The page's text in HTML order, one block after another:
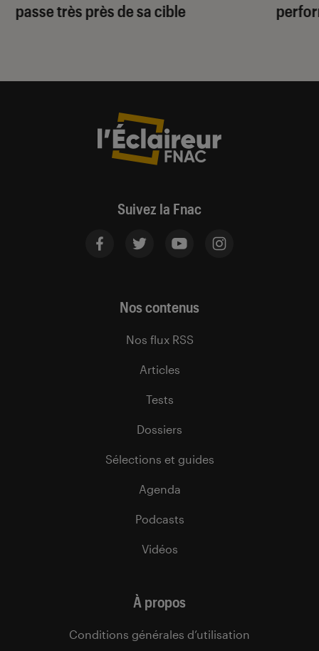
passe très près de sa cible
Suivez la Fnac
Nos contenus
Nos flux RSS
Articles
Tests
Dossiers
Sélections et guides
Agenda
Podcasts
Vidéos
À propos
Conditions générales d’utilisation